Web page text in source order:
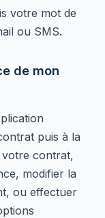
votre mot de
ou SMS.
de mon
puis à la
votre contrat,
modifier la
ou effectuer